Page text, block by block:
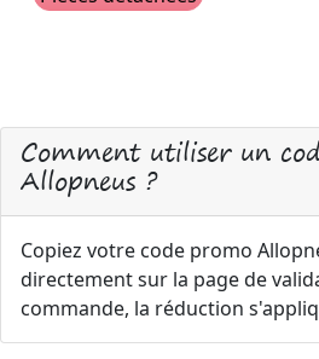
Comment utiliser un
Allopneus ?
Copiez votre code promo
directement sur la page de
commande, la réduction